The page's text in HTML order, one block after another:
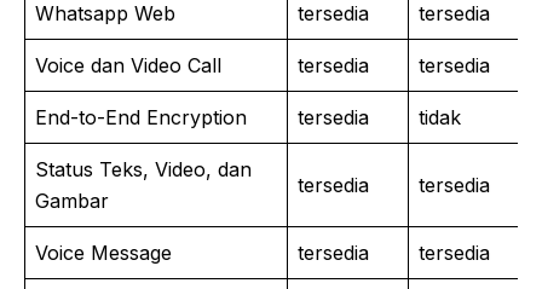
Whatsapp Web tersedia tersedia
Voice dan Video Call tersedia tersedia
End-to-End Encryption tersedia tidak
Status Teks, Video, dan
Gambar
tersedia tersedia
Voice Message tersedia tersedia